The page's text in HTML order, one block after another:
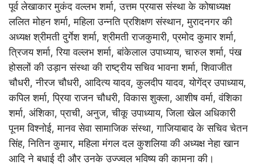
पूर्व लेखाकार मुकंद वल्लभ शर्मा, उत्तम प्रयास संस्था के कोषाध्यक्ष
ललित मोहन शर्मा, महिला उन्नति प्रशिक्षण संस्थान, मुरादनगर की
अध्यक्ष श्रीमती दुर्गेश शर्मा, श्रीमती राजकुमारी, प्रमोद कुमार शर्मा,
त्रिजय शर्मा, रिया वल्लभ शर्मा, बांकेलाल उपाध्याय, चारुल शर्मा, पंख
होसलों की उड़ान संस्था की राष्ट्रीय सचिव भावना शर्मा, शिवाजीत
चौधरी, नीरज चौधरी, आदित्य यादव, कुलदीप यादव, योगेंद्र उपाध्याय,
कपिल शर्मा, प्रिया राजन चौधरी, विकास शुक्ला, आशीष वर्मा, वंशिका
शर्मा, अंशिका, प्राची, अनुज, चीकू उपाध्याय, जिला खेल अधिकारी
पूनम विश्नोई, मानव सेवा सामाजिक संस्था, गाजियाबाद के सचिव चेतन
सिंह, नितिन कुमार, महिला मंगल दल कुशलिया की अध्यक्ष नेहा खान
आदि ने बधाई दी और उनके उज्ज्वल भविष्य की कामना की।